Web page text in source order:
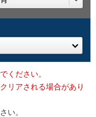
ください。
リアされる場合があり
い。